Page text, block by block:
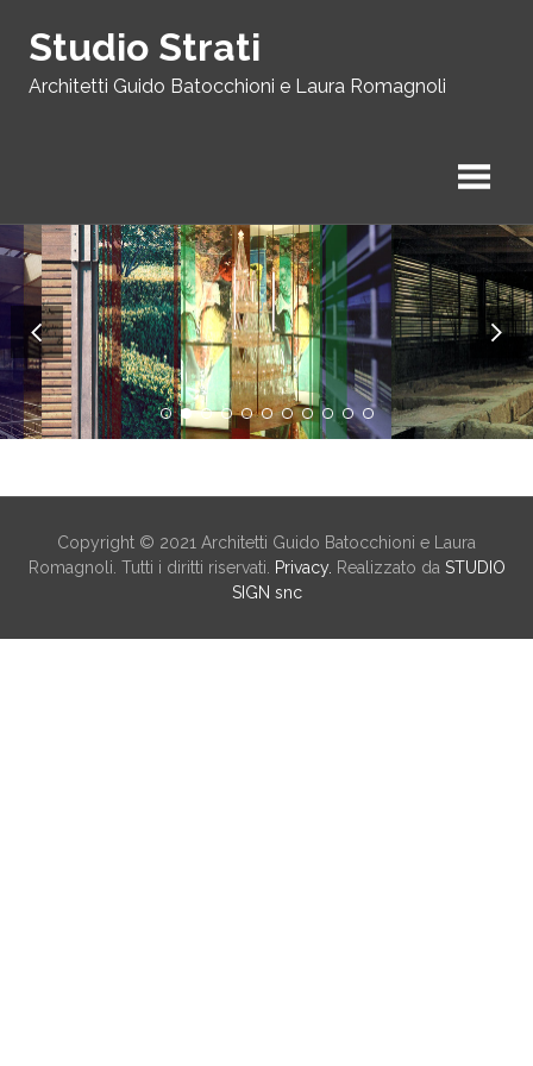
Studio Strati
Architetti Guido Batocchioni e Laura Romagnoli
Copyright © 2021 Architetti Guido Batocchioni e Laura
Romagnoli. Tutti i diritti riservati. Privacy. Realizzato da STUDIO
SIGN snc